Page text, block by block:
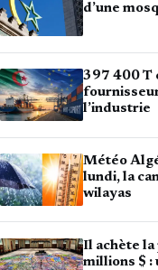
d’une
397 400 T
l’industrie
Météo
lundi, la
wilayas
Il achète
millions $ :